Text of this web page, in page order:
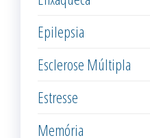
Epilepsia
Esclerose Múltipla
Estresse
Memória